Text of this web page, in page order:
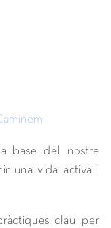
base del nostre
una vida activa i
clau per